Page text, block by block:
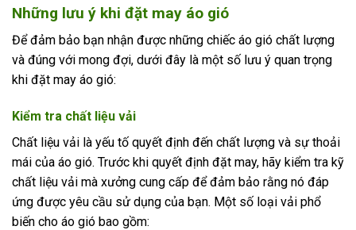
Những lưu ý khi đặt may áo gió
Để đảm bảo bạn nhận được những chiếc áo gió chất lượng
và đúng với mong đợi, dưới đây là một số lưu ý quan trọng
khi đặt may áo gió:
Kiểm tra chất liệu vải
Chất liệu vải là yếu tố quyết định đến chất lượng và sự thoải
mái của áo gió. Trước khi quyết định đặt may, hãy kiểm tra kỹ
chất liệu vải mà xưởng cung cấp để đảm bảo rằng nó đáp
ứng được yêu cầu sử dụng của bạn. Một số loại vải phổ
biến cho áo gió bao gồm: